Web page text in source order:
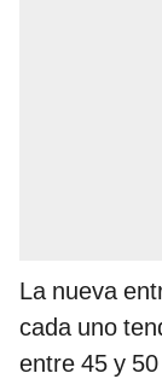
La nueva
cada uno
entre 45 y